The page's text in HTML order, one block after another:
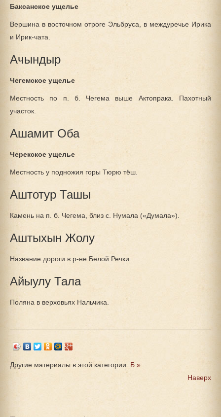
Баксанское ущелье
Вершина в восточном отроге Эльбруса, в междуречье Ирика
и Ирик-чата.
Ачындыр
Чегемское ущелье
Местность по п. б. Чегема выше Актопрака. Пахотный
участок.
Ашамит Оба
Черекское ущелье
Местность у подножия горы Тюрю тёш.
Аштотур Ташы
Камень на п. б. Чегема, близ с. Нумала («Думала»).
Аштыхын Жолу
Название дороги в р-не Белой Речки.
Айыулу Тала
Поляна в верховьях Нальчика.
Другие материалы в этой категории: Б »
Наверх